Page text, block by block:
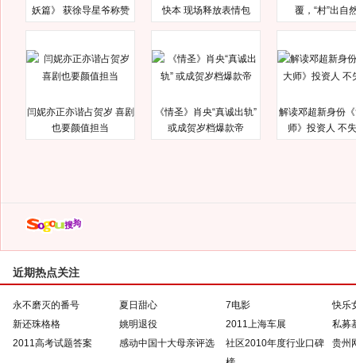
妖篇》 获徐导星爷称赞
快本 现场释放表情包
覆，“村”出自
闫妮亦正亦谐占贺岁 喜剧
也要颜值担当
《情圣》肖央“真诚出轨”
或成贺岁档爆款帝
解读邓超新身份
师》投资人 不
近期热点关注
永不磨灭的番号 夏日甜心 7电影
快乐
新还珠格格
姚明退役 2011上海车展
私募
2011高考试题答案
感动中国十大母亲评选
社区2010年度行业口碑
贵州